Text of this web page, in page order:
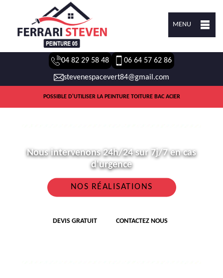
MENU
04 82 29 58 48 06 64 57 62 86
stevenespacevert84@gmail.com
POSSIBLE D'UTILISER LA PEINTURE TOITURE BAC ACIER
Nous intervenons 24h/24 sur 7j/7 en cas
d'urgence
NOS RÉALISATIONS
DEVIS GRATUIT CONTACTEZ NOUS